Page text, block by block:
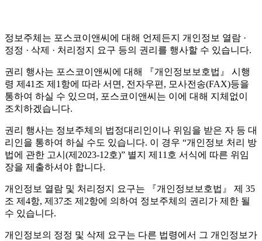
정보주체는 포스코이앤씨에 대해 언제든지 개인정보 열람 ·
정정 · 삭제 · 처리정지 요구 등의 권리를 행사할 수 있습니다.
권리 행사는 포스코이앤씨에 대해 『개인정보보호법』 시행
령 제41조 제1항에 따라 서면, 전자우편, 모사전송(FAX)등을
통하여 하실 수 있으며, 포스코이앤씨는 이에 대해 지체없이
조치하겠습니다.
권리 행사는 정보주체의 법정대리인이나 위임을 받은 자 등 대
리인을 통하여 하실 수도 있습니다. 이 경우 “개인정보 처리 방
법에 관한 고시(제2023-12호)” 별지 제11호 서식에 따른 위임
장을 제출하셔야 합니다.
개인정보 열람 및 처리정지 요구는 『개인정보보호법』 제 35
조 제4항, 제37조 제2항에 의하여 정보주체의 권리가 제한 될
수 있습니다.
개인정보의 정정 및 삭제 요구는 다른 법령에서 그 개인정보가